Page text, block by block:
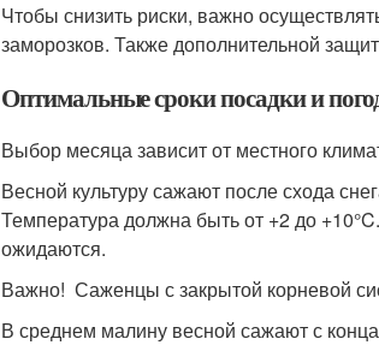
Чтобы снизить риски, важно
заморозков. Также дополнительной
Оптимальные сроки посадки и
Выбор месяца зависит от местного
Весной культуру сажают после схода
Температура должна быть от +2 до
ожидаются.
Важно! Саженцы с закрытой корневой
В среднем малину весной сажают с